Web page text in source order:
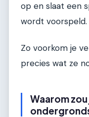
op en slaat een
wordt voorspeld.
Zo voorkom je
precies wat ze
Waarom